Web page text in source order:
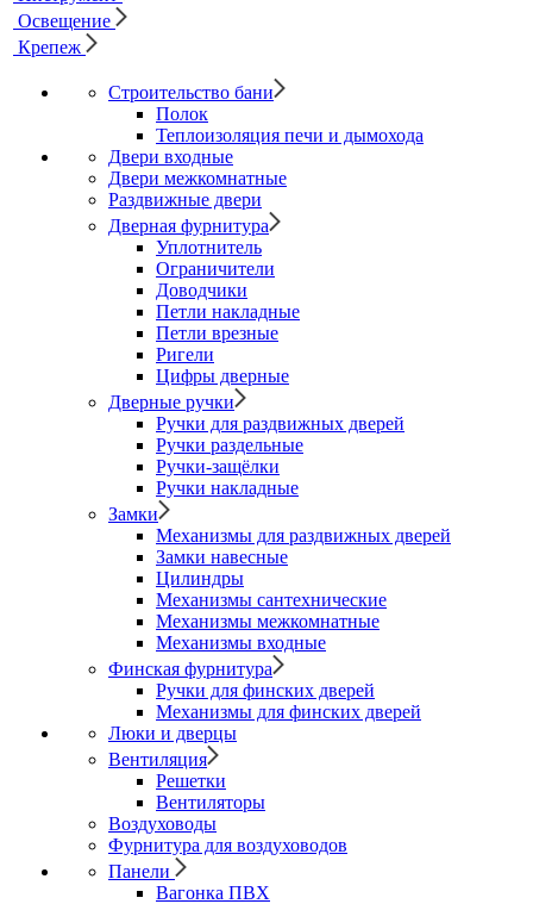
Освещение
Крепеж
Строительство бани
Полок
Теплоизоляция печи и дымохода
Двери входные
Двери межкомнатные
Раздвижные двери
Дверная фурнитура
Уплотнитель
Ограничители
Доводчики
Петли накладные
Петли врезные
Ригели
Цифры дверные
Дверные ручки
Ручки для раздвижных дверей
Ручки раздельные
Ручки-защёлки
Ручки накладные
Замки
Механизмы для раздвижных дверей
Замки навесные
Цилиндры
Механизмы сантехнические
Механизмы межкомнатные
Механизмы входные
Финская фурнитура
Ручки для финских дверей
Механизмы для финских дверей
Люки и дверцы
Вентиляция
Решетки
Вентиляторы
Воздуховоды
Фурнитура для воздуховодов
Панели
Вагонка ПВХ